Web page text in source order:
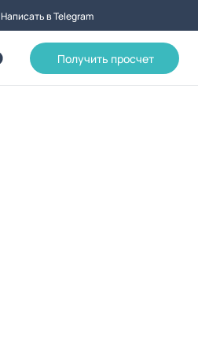
Написать в Telegram
Получить просчет